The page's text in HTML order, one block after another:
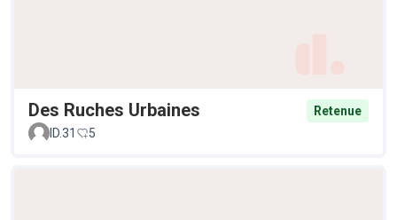
Des Ruches Urbaines
Retenue
ID.31
5